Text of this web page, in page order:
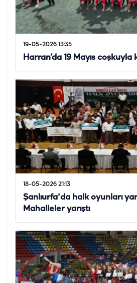
19-05-2026 13:35
Harran’da 19 Mayıs coşkuyla
18-05-2026 21:13
Şanlıurfa'da halk oyunları
Mahalleler yarıştı